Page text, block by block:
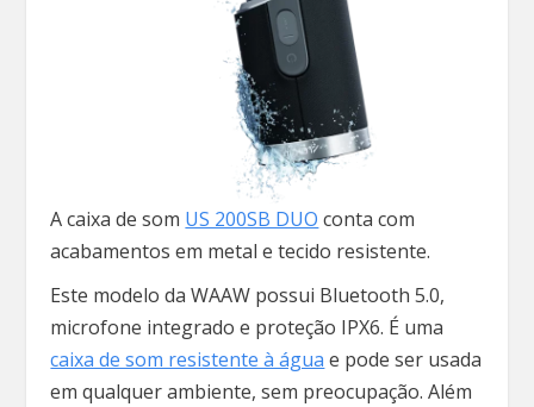
A caixa de som US 200SB DUO conta com
acabamentos em metal e tecido resistente.
Este modelo da WAAW possui Bluetooth 5.0,
microfone integrado e proteção IPX6. É uma
caixa de som resistente à água e pode ser usada
em qualquer ambiente, sem preocupação. Além